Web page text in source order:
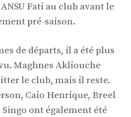
Fati au club avant le
pré-saison.
de départs, il a été plus
Maghnes Akliouche
le club, mais il reste.
Caio Henrique, Breel
ont également été